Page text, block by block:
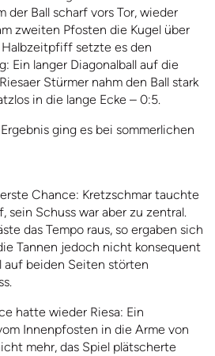
der Ball scharf vors Tor, wieder
zweiten Pfosten die Kugel über
Halbzeitpfiff setzte es den
Ein langer Diagonalball auf die
Stürmer nahm den Ball stark
in die lange Ecke – 0:5.
ging es bei sommerlichen
Chance: Kretzschmar tauchte
sein Schuss war aber zu zentral.
das Tempo raus, so ergaben sich
Tannen jedoch nicht konsequent
auf beiden Seiten störten
hatte wieder Riesa: Ein
Innenpfosten in die Arme von
mehr, das Spiel plätscherte